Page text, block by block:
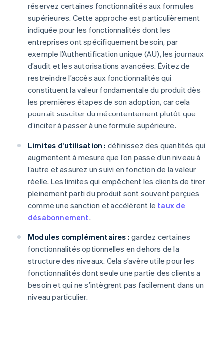
réservez certaines fonctionnalités aux formules
supérieures. Cette approche est particulièrement
indiquée pour les fonctionnalités dont les
entreprises ont spécifiquement besoin, par
exemple l’Authentification unique (AU), les journaux
d’audit et les autorisations avancées. Évitez de
restreindre l’accès aux fonctionnalités qui
constituent la valeur fondamentale du produit dès
les premières étapes de son adoption, car cela
pourrait susciter du mécontentement plutôt que
d’inciter à passer à une formule supérieure.
Limites d’utilisation : définissez des quantités qui
augmentent à mesure que l’on passe d’un niveau à
l’autre et assurez un suivi en fonction de la valeur
réelle. Les limites qui empêchent les clients de tirer
pleinement parti du produit sont souvent perçues
comme une sanction et accélèrent le taux de
désabonnement.
Modules complémentaires : gardez certaines
fonctionnalités optionnelles en dehors de la
structure des niveaux. Cela s’avère utile pour les
fonctionnalités dont seule une partie des clients a
besoin et qui ne s’intègrent pas facilement dans un
niveau particulier.